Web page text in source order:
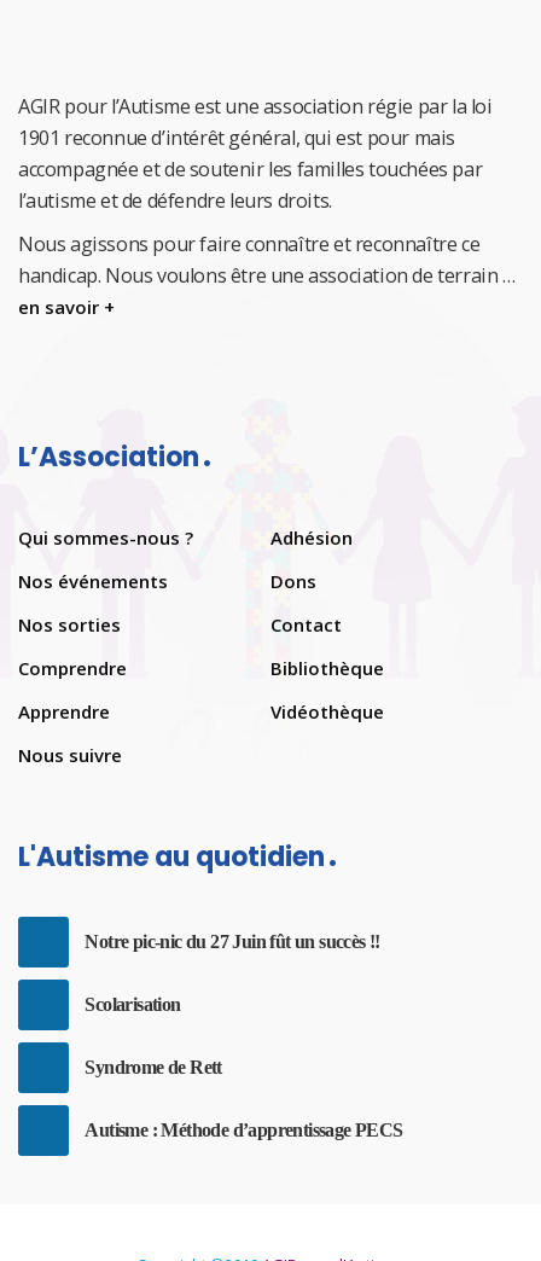
AGIR pour l’Autisme est une association régie par la loi
1901 reconnue d’intérêt général, qui est pour mais
accompagnée et de soutenir les familles touchées par
l’autisme et de défendre leurs droits.
Nous agissons pour faire connaître et reconnaître ce
handicap. Nous voulons être une association de terrain …
en savoir +
L’Association
Qui sommes-nous ?
Nos événements
Nos sorties
Comprendre
Apprendre
Nous suivre
Adhésion
Dons
Contact
Bibliothèque
Vidéothèque
L'Autisme au quotidien
Notre pic-nic du 27 Juin fût un succès !!
Scolarisation
Syndrome de Rett
Autisme : Méthode d’apprentissage PECS